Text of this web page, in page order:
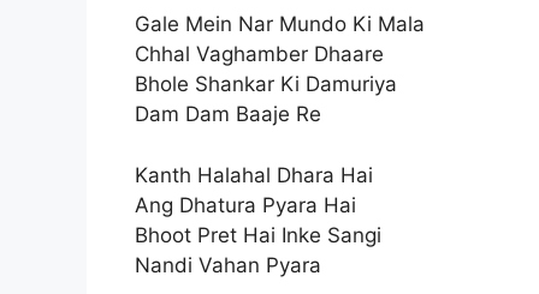
Gale Mein Nar Mundo Ki Mala
Chhal Vaghamber Dhaare
Bhole Shankar Ki Damuriya
Dam Dam Baaje Re
Kanth Halahal Dhara Hai
Ang Dhatura Pyara Hai
Bhoot Pret Hai Inke Sangi
Nandi Vahan Pyara